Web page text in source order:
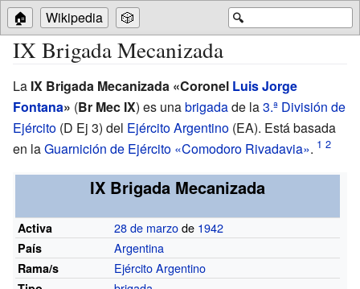
🔍
🏠 Wikipedia 🎲
IX Brigada Mecanizada
La IX Brigada Mecanizada «Coronel Luis Jorge
Fontana» (Br Mec IX) es unabrigadade la3.ª División de
Ejército (D Ej 3) del Ejército Argentino (EA). Está basada
en laGuarnición de Ejército «Comodoro Rivadavia».
IX Brigada Mecanizada
Activa 28 de marzode 1942
País Argentina
Rama/s Ejército Argentino